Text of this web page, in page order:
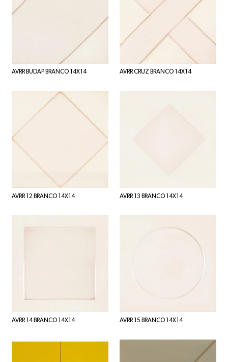
AVRR BUDAP BRANCO 14X14 AVRR CRUZ BRANCO 14X14
AVRR 12 BRANCO 14X14 AVRR 13 BRANCO 14X14
AVRR 14 BRANCO 14X14 AVRR 15 BRANCO 14X14